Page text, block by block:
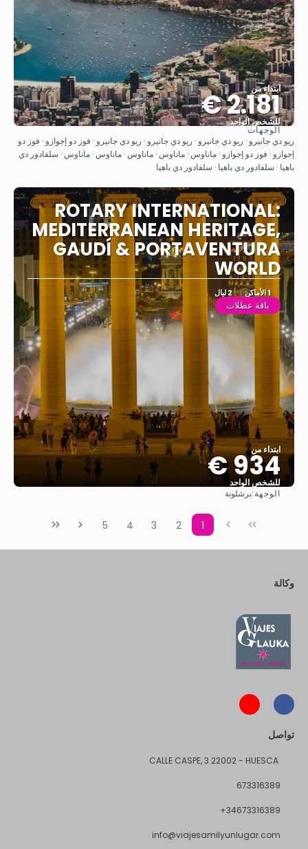
ابتداء من
2.181 €
للشخص الواحد
شاهد
الوجهات
ريو دي جانيرو · ريو دي جانيرو · ريو دي جانيرو · ريو دي جانيرو · فوز دو إجوازو · فوز دو
إجوازو · فوز دو إجوازو · ماناوس · ماناوس · ماناوس · ماناوس · ماناوس · سلفادور دي
باهيا · سلفادور دي باهيا · سلفادور دي باهيا
ROTARY INTERNATIONAL:
MEDITERRANEAN HERITAGE,
GAUDÍ & PORTAVENTURA
WORLD
1 الأماكن 2 ليال
باقة عطلات
ابتداء من
934 €
للشخص الواحد
الوجهة:برشلونة
1
2
3
4
5
وكالة
تواصل
673316389
+34673316389
info@viajesamilyunlugar.com